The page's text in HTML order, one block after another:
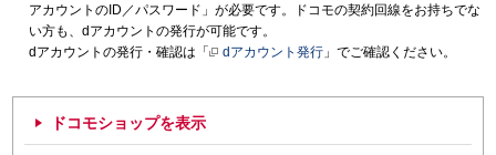
アカウントのID／パスワード」が必要です。ドコモの契約回線をお持ちでな
い方も、dアカウントの発行が可能です。
dアカウントの発行・確認は「
dアカウント発行 」でご確認ください。
ドコモショップを表示